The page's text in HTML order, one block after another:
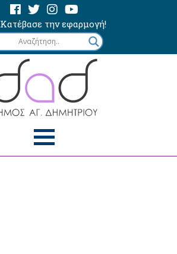
Κατέβασε την εφαρμογή!